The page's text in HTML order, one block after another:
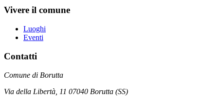
Vivere il comune
Luoghi
Eventi
Contatti
Comune di Borutta
Via della Libertà, 11 07040 Borutta (SS)